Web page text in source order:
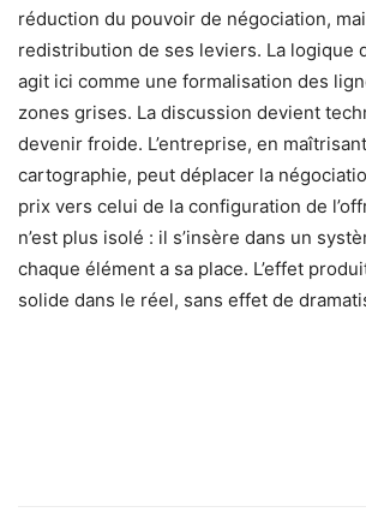
réduction du pouvoir de négociation,
redistribution de ses leviers. La logique
agit ici comme une formalisation des
zones grises. La discussion devient
devenir froide. L’entreprise, en
cartographie, peut déplacer la
prix vers celui de la configuration de
n’est plus isolé : il s’insère dans un
chaque élément a sa place. L’effet
solide dans le réel, sans effet de